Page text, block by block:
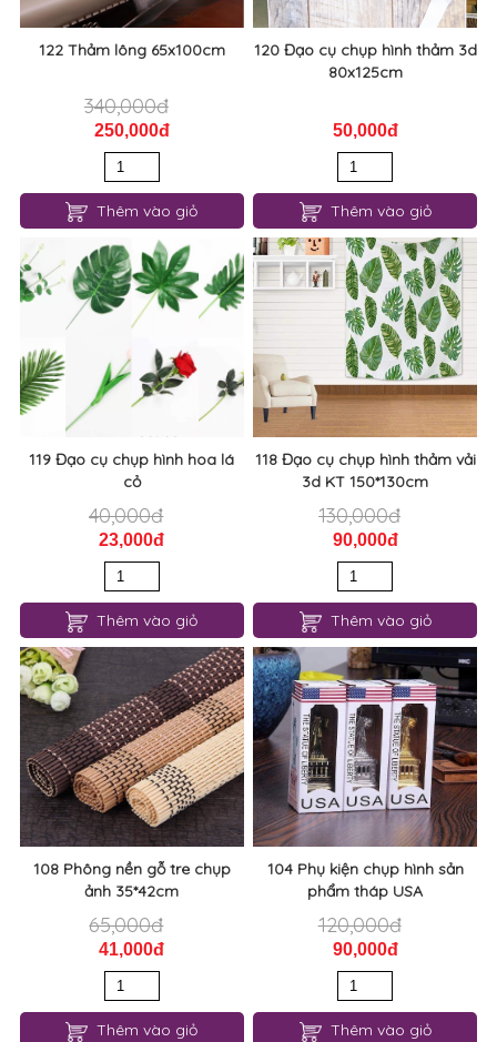
122 Thảm lông 65x100cm
340,000đ
250,000đ
Thêm vào giỏ
120 Đạo cụ chụp hình thảm 3d
80x125cm
50,000đ
Thêm vào giỏ
119 Đạo cụ chụp hình hoa lá
cỏ
40,000đ
23,000đ
Thêm vào giỏ
118 Đạo cụ chụp hình thảm vải
3d KT 150*130cm
130,000đ
90,000đ
Thêm vào giỏ
108 Phông nền gỗ tre chụp
ảnh 35*42cm
65,000đ
41,000đ
Thêm vào giỏ
104 Phụ kiện chụp hình sản
phẩm tháp USA
120,000đ
90,000đ
Thêm vào giỏ